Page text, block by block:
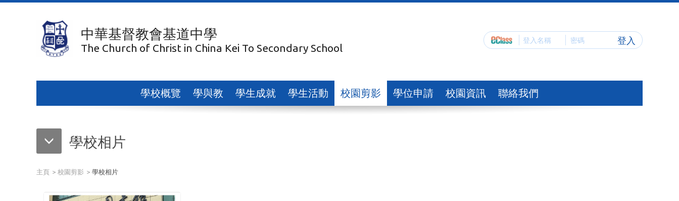
中華基督教會基道中學
The Church of Christ in China Kei To Secondary School
登入
學校概覽 學與教 學生成就 學生活動 校園剪影 學位申請 校園資訊 聯絡我們
學校相片
主頁 校園剪影 學校相片